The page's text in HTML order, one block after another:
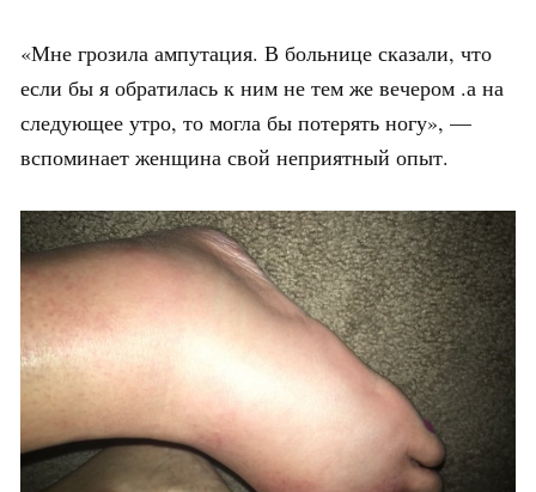
«Мне грозила ампутация. В больнице сказали, что
если бы я обратилась к ним не тем же вечером .а на
следующее утро, то могла бы потерять ногу», —
вспоминает женщина свой неприятный опыт.